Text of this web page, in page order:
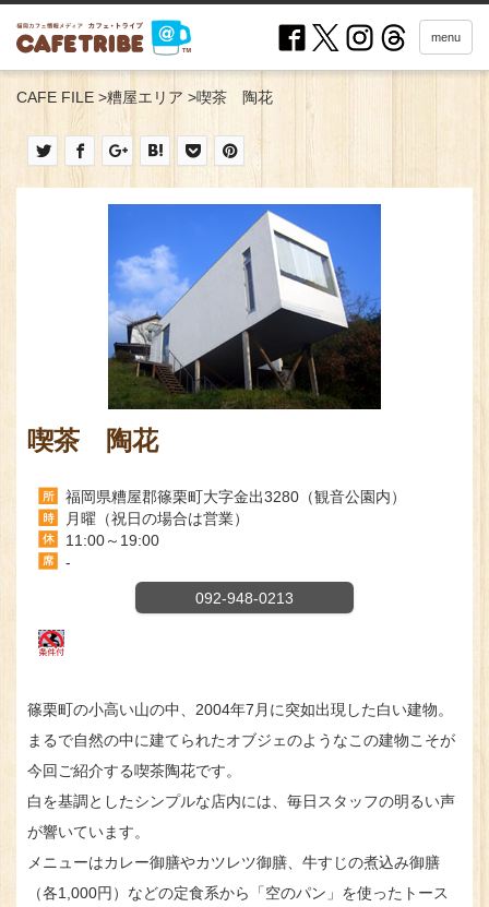
menu
CAFE FILE >糟屋エリア >喫茶 陶花
喫茶 陶花
福岡県糟屋郡篠栗町大字金出3280（観音公園内）
月曜（祝日の場合は営業）
11:00～19:00
-
092-948-0213
篠栗町の小高い山の中、2004年7月に突如出現した白い建物。
まるで自然の中に建てられたオブジェのようなこの建物こそが
今回ご紹介する喫茶陶花です。
白を基調としたシンプルな店内には、毎日スタッフの明るい声
が響いています。
メニューはカレー御膳やカツレツ御膳、牛すじの煮込み御膳
（各1,000円）などの定食系から「空のパン」を使ったトース